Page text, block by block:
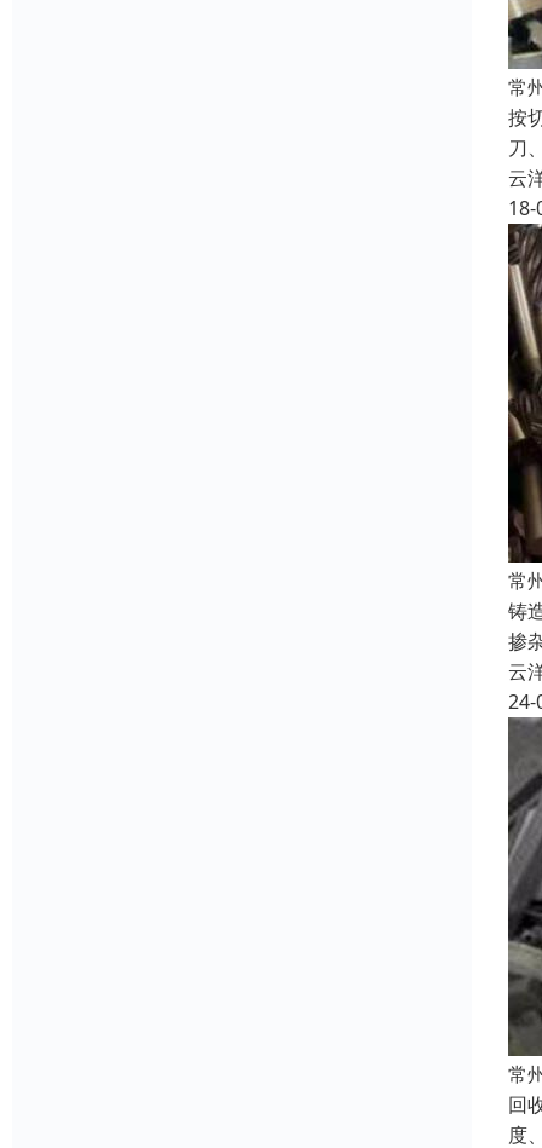
常
按
刀
云
18-
常
铸
掺
云
24-
常
回
度